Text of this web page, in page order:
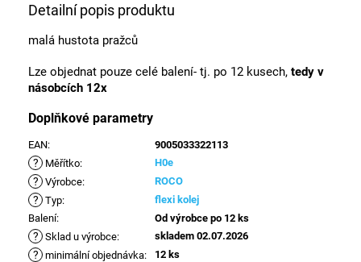
Detailní popis produktu
malá hustota pražců
Lze objednat pouze celé balení- tj. po 12 kusech, tedy v
násobcích 12x
Doplňkové parametry
EAN: 9005033322113
? Měřítko: H0e
? Výrobce: ROCO
? Typ:
flexi kolej
Balení: Od výrobce po 12 ks
? Sklad u výrobce: skladem 02.07.2026
? minimální objednávka: 12 ks